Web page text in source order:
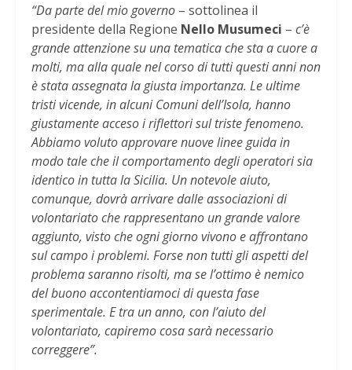
“Da parte del mio governo – sottolinea il
presidente della Regione Nello Musumeci – c’è
grande attenzione su una tematica che sta a cuore a
molti, ma alla quale nel corso di tutti questi anni non
è stata assegnata la giusta importanza. Le ultime
tristi vicende, in alcuni Comuni dell’Isola, hanno
giustamente acceso i riflettori sul triste fenomeno.
Abbiamo voluto approvare nuove linee guida in
modo tale che il comportamento degli operatori sia
identico in tutta la Sicilia. Un notevole aiuto,
comunque, dovrà arrivare dalle associazioni di
volontariato che rappresentano un grande valore
aggiunto, visto che ogni giorno vivono e affrontano
sul campo i problemi. Forse non tutti gli aspetti del
problema saranno risolti, ma se l’ottimo è nemico
del buono accontentiamoci di questa fase
sperimentale. E tra un anno, con l’aiuto del
volontariato, capiremo cosa sarà necessario
correggere”.